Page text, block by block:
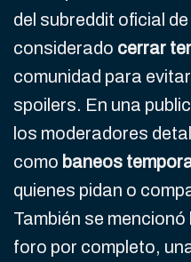
del subreddit oficial de
considerado cerrar
comunidad para
spoilers. En una
los moderadores
como baneos
quienes pidan o
También se mencionó
foro por completo,